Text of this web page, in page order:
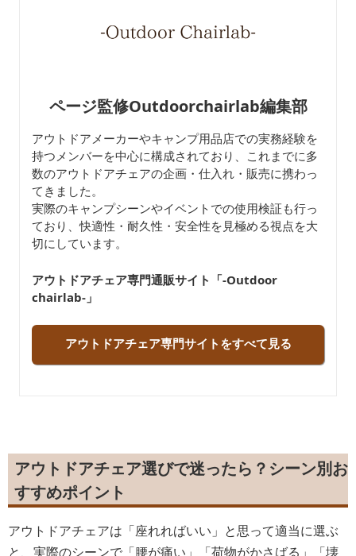
ページ監修Outdoorchairlab編集部
アウトドアメーカーやキャンプ用品店での実務経験を
持つメンバーを中心に構成されており、これまでに多
数のアウトドアチェアの企画・仕入れ・販売に携わっ
てきました。
実際のキャンプシーンやイベントでの使用検証も行っ
ており、快適性・耐久性・安全性を見極める視点を大
切にしています。
アウトドアチェア専門通販サイト「-Outdoor
chairlab-」
アウトドアチェア専門サイトをすべて見る
アウトドアチェア選びで迷ったら？シーン別お
すすめポイント
アウトドアチェアは「座れればいい」と思って適当に選ぶ
と、実際のシーンで「腰が痛い」「荷物がかさばる」「壊